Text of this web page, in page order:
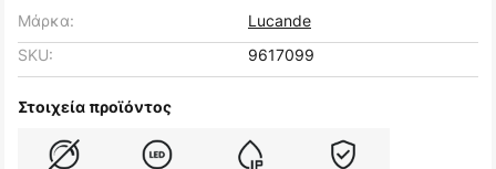
Μάρκα:
Lucande
SKU:
9617099
Στοιχεία προϊόντος